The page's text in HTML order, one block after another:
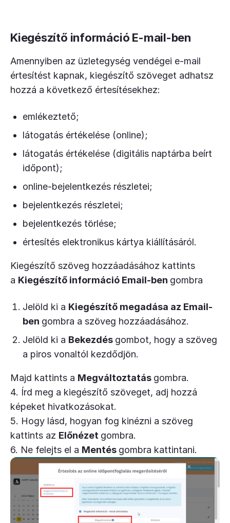
Kiegészítő információ E-mail-ben
Amennyiben az üzletegység vendégei e-mail
értesítést kapnak, kiegészítő szöveget adhatsz
hozzá a következő értesítésekhez:
emlékeztető;
látogatás értékelése (online);
látogatás értékelése (digitális naptárba beírt
időpont);
online-bejelentkezés részletei;
bejelentkezés részletei;
bejelentkezés törlése;
értesítés elektronikus kártya kiállításáról.
Kiegészítő szöveg hozzáadásához kattints
a Kiegészítő információ Email-ben gombra
Jelöld ki a Kiegészítő megadása az Email-
ben gombra a szöveg hozzáadásához.
Jelöld ki a Bekezdés gombot, hogy a szöveg
a piros vonaltól kezdődjön.
Majd kattints a Megváltoztatás gombra.
4. Írd meg a kiegészítő szöveget, adj hozzá
képeket hivatkozásokat.
5. Hogy lásd, hogyan fog kinézni a szöveg
kattints az Előnézet gombra.
6. Ne felejts el a Mentés gombra kattintani.